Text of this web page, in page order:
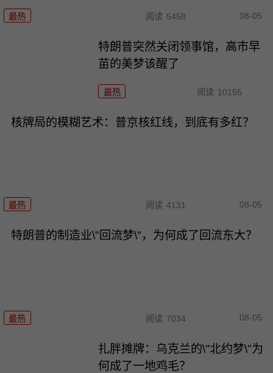
最热 阅读 5458 08-05
特朗普突然关闭领事馆，高市早
苗的美梦该醒了
最热 阅读 10155
核牌局的模糊艺术：普京核红线，到底有多红？
最热 阅读 4131 08-05
特朗普的制造业\"回流梦\"，为何成了回流东大？
最热 阅读 7034 08-05
扎胖摊牌：乌克兰的\"北约梦\"为
何成了一地鸡毛？